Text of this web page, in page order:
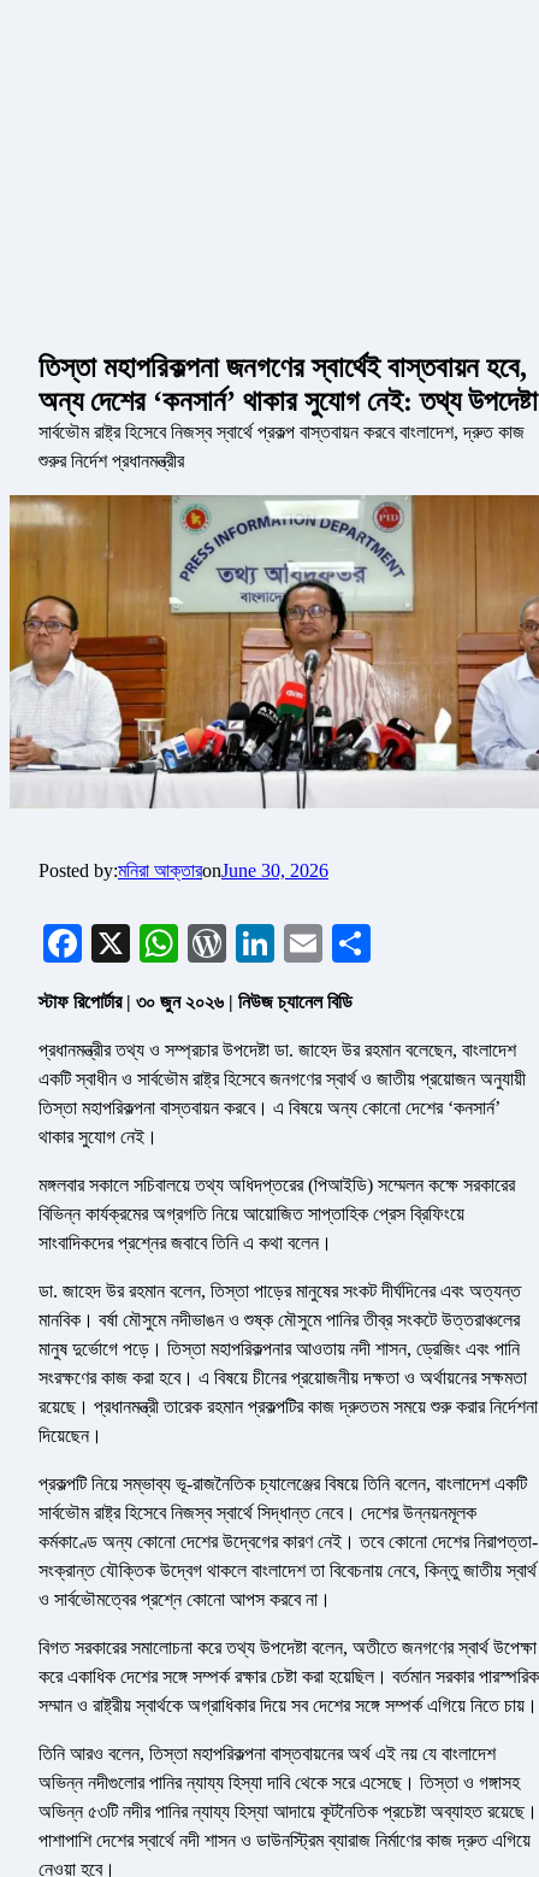
তিস্তা মহাপরিকল্পনা জনগণের স্বার্থেই বাস্তবায়ন হবে,
অন্য দেশের ‘কনসার্ন’ থাকার সুযোগ নেই: তথ্য উপদেষ্টা
সার্বভৌম রাষ্ট্র হিসেবে নিজস্ব স্বার্থে প্রকল্প বাস্তবায়ন করবে বাংলাদেশ, দ্রুত কাজ
শুরুর নির্দেশ প্রধানমন্ত্রীর
Posted by:মনিরা আক্তারonJune 30, 2026
Facebook
X WhatsApp
WordPress
LinkedIn
Email
স্টাফ রিপোর্টার | ৩০ জুন ২০২৬ | নিউজ চ্যানেল বিডি
প্রধানমন্ত্রীর তথ্য ও সম্প্রচার উপদেষ্টা ডা. জাহেদ উর রহমান বলেছেন, বাংলাদেশ
একটি স্বাধীন ও সার্বভৌম রাষ্ট্র হিসেবে জনগণের স্বার্থ ও জাতীয় প্রয়োজন অনুযায়ী
তিস্তা মহাপরিকল্পনা বাস্তবায়ন করবে। এ বিষয়ে অন্য কোনো দেশের ‘কনসার্ন’
থাকার সুযোগ নেই।
মঙ্গলবার সকালে সচিবালয়ে তথ্য অধিদপ্তরের (পিআইডি) সম্মেলন কক্ষে সরকারের
বিভিন্ন কার্যক্রমের অগ্রগতি নিয়ে আয়োজিত সাপ্তাহিক প্রেস ব্রিফিংয়ে
সাংবাদিকদের প্রশ্নের জবাবে তিনি এ কথা বলেন।
ডা. জাহেদ উর রহমান বলেন, তিস্তা পাড়ের মানুষের সংকট দীর্ঘদিনের এবং অত্যন্ত
মানবিক। বর্ষা মৌসুমে নদীভাঙন ও শুষ্ক মৌসুমে পানির তীব্র সংকটে উত্তরাঞ্চলের
মানুষ দুর্ভোগে পড়ে। তিস্তা মহাপরিকল্পনার আওতায় নদী শাসন, ড্রেজিং এবং পানি
সংরক্ষণের কাজ করা হবে। এ বিষয়ে চীনের প্রয়োজনীয় দক্ষতা ও অর্থায়নের সক্ষমতা
রয়েছে। প্রধানমন্ত্রী তারেক রহমান প্রকল্পটির কাজ দ্রুততম সময়ে শুরু করার নির্দেশনা
দিয়েছেন।
প্রকল্পটি নিয়ে সম্ভাব্য ভূ-রাজনৈতিক চ্যালেঞ্জের বিষয়ে তিনি বলেন, বাংলাদেশ একটি
সার্বভৌম রাষ্ট্র হিসেবে নিজস্ব স্বার্থে সিদ্ধান্ত নেবে। দেশের উন্নয়নমূলক
কর্মকাণ্ডে অন্য কোনো দেশের উদ্বেগের কারণ নেই। তবে কোনো দেশের নিরাপত্তা-
সংক্রান্ত যৌক্তিক উদ্বেগ থাকলে বাংলাদেশ তা বিবেচনায় নেবে, কিন্তু জাতীয় স্বার্থ
ও সার্বভৌমত্বের প্রশ্নে কোনো আপস করবে না।
বিগত সরকারের সমালোচনা করে তথ্য উপদেষ্টা বলেন, অতীতে জনগণের স্বার্থ উপেক্ষা
করে একাধিক দেশের সঙ্গে সম্পর্ক রক্ষার চেষ্টা করা হয়েছিল। বর্তমান সরকার পারস্পরিক
সম্মান ও রাষ্ট্রীয় স্বার্থকে অগ্রাধিকার দিয়ে সব দেশের সঙ্গে সম্পর্ক এগিয়ে নিতে চায়।
তিনি আরও বলেন, তিস্তা মহাপরিকল্পনা বাস্তবায়নের অর্থ এই নয় যে বাংলাদেশ
অভিন্ন নদীগুলোর পানির ন্যায্য হিস্যা দাবি থেকে সরে এসেছে। তিস্তা ও গঙ্গাসহ
অভিন্ন ৫৩টি নদীর পানির ন্যায্য হিস্যা আদায়ে কূটনৈতিক প্রচেষ্টা অব্যাহত রয়েছে।
পাশাপাশি দেশের স্বার্থে নদী শাসন ও ডাউনস্ট্রিম ব্যারাজ নির্মাণের কাজ দ্রুত এগিয়ে
নেওয়া হবে।